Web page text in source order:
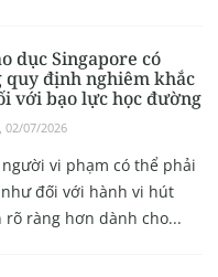
dục Singapore có
quy định nghiêm khắc
với bạo lực học đường
02/07/2026
vi phạm có thể phải
đối với hành vi hút
ràng hơn dành cho...